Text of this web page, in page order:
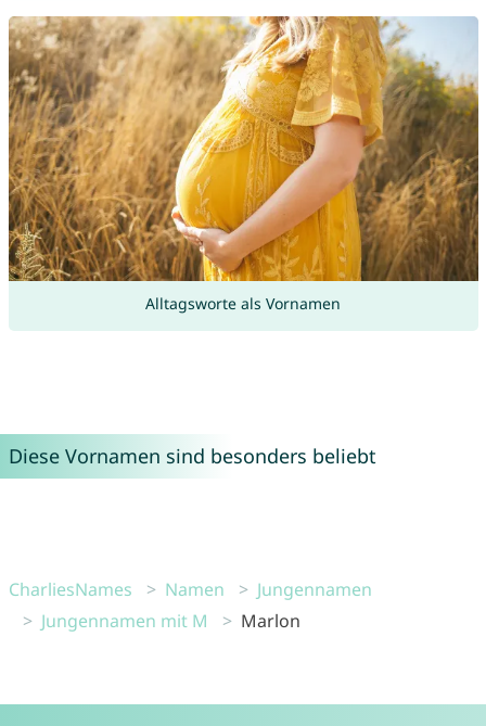
Alltagsworte als Vornamen
Diese Vornamen sind besonders beliebt
CharliesNames Namen
Jungennamen
Jungennamen mit M
Marlon